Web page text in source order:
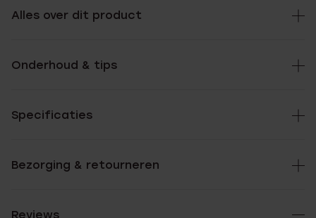
Alles over dit product
Onderhoud & tips
Specificaties
Bezorging & retourneren
Reviews